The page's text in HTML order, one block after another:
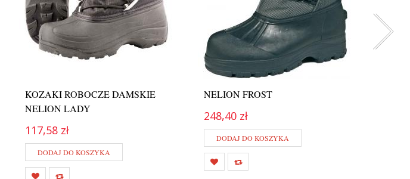
KOZAKI ROBOCZE DAMSKIE
NELION LADY
117,58 zł
DODAJ DO KOSZYKA
NELION FROST
248,40 zł
DODAJ DO KOSZYKA